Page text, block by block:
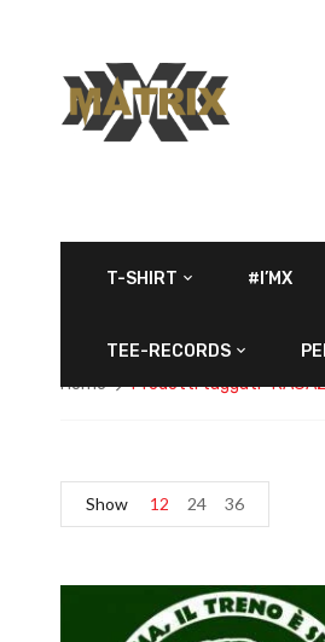
T-SHIRT #I’MX
TEE-RECORDS
Home
Prodotti taggati
Show 12 24 36